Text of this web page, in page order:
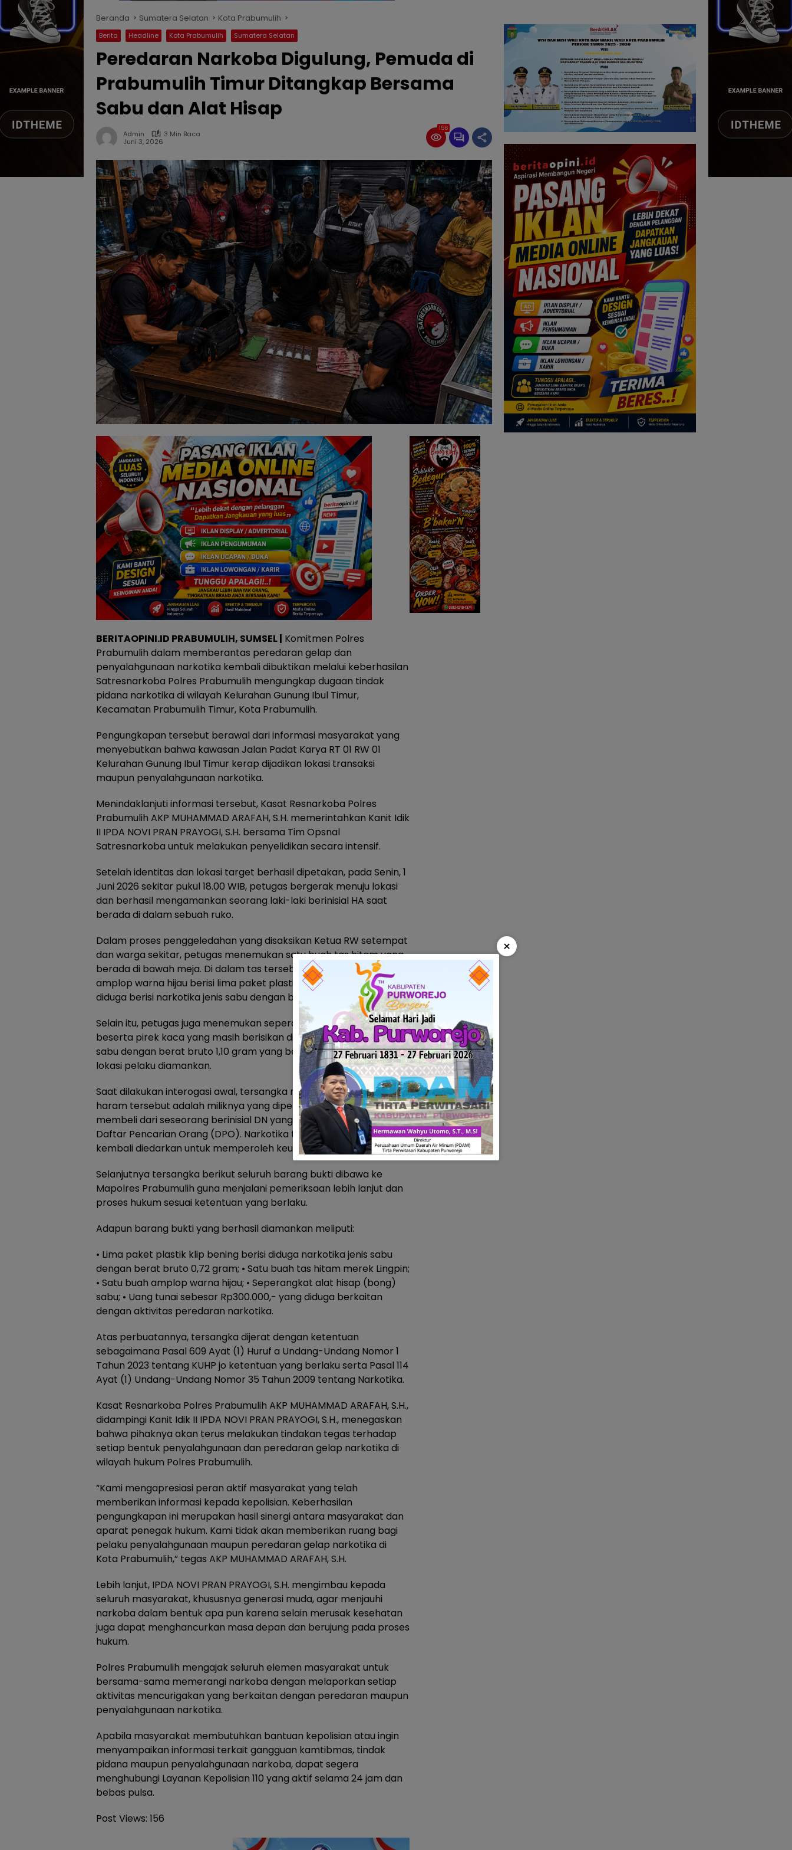
Beranda Sumatera Selatan Kota Prabumulih
Berita Headline Kota Prabumulih Sumatera Selatan
Peredaran Narkoba Digulung, Pemuda di
Prabumulih Timur Ditangkap Bersama
Sabu dan Alat Hisap
Admin
3 Min Baca
Juni 3, 2026
156
BERITAOPINI.ID PRABUMULIH, SUMSEL | Komitmen Polres
Prabumulih dalam memberantas peredaran gelap dan
penyalahgunaan narkotika kembali dibuktikan melalui keberhasilan
Satresnarkoba Polres Prabumulih mengungkap dugaan tindak
pidana narkotika di wilayah Kelurahan Gunung Ibul Timur,
Kecamatan Prabumulih Timur, Kota Prabumulih.
Pengungkapan tersebut berawal dari informasi masyarakat yang
menyebutkan bahwa kawasan Jalan Padat Karya RT 01 RW 01
Kelurahan Gunung Ibul Timur kerap dijadikan lokasi transaksi
maupun penyalahgunaan narkotika.
Menindaklanjuti informasi tersebut, Kasat Resnarkoba Polres
Prabumulih AKP MUHAMMAD ARAFAH, S.H. memerintahkan Kanit Idik
II IPDA NOVI PRAN PRAYOGI, S.H. bersama Tim Opsnal
Satresnarkoba untuk melakukan penyelidikan secara intensif.
Setelah identitas dan lokasi target berhasil dipetakan, pada Senin, 1
Juni 2026 sekitar pukul 18.00 WIB, petugas bergerak menuju lokasi
dan berhasil mengamankan seorang laki-laki berinisial HA saat
berada di dalam sebuah ruko.
Dalam proses penggeledahan yang disaksikan Ketua RW setempat
dan warga sekitar, petugas menemukan satu buah tas hitam yang
berada di bawah meja. Di dalam tas tersebut terdapat satu
amplop warna hijau berisi lima paket plastik klip bening yang
diduga berisi narkotika jenis sabu dengan berat bruto 0,72 gram.
Selain itu, petugas juga menemukan seperangkat alat hisap (bong)
beserta pirek kaca yang masih berisikan diduga narkotika jenis
sabu dengan berat bruto 1,10 gram yang berada tidak jauh dari
lokasi pelaku diamankan.
Saat dilakukan interogasi awal, tersangka mengakui bahwa barang
haram tersebut adalah miliknya yang diperoleh dengan cara
membeli dari seseorang berinisial DN yang saat ini masuk dalam
Daftar Pencarian Orang (DPO). Narkotika tersebut diduga akan
kembali diedarkan untuk memperoleh keuntungan.
Selanjutnya tersangka berikut seluruh barang bukti dibawa ke
Mapolres Prabumulih guna menjalani pemeriksaan lebih lanjut dan
proses hukum sesuai ketentuan yang berlaku.
Adapun barang bukti yang berhasil diamankan meliputi:
• Lima paket plastik klip bening berisi diduga narkotika jenis sabu
dengan berat bruto 0,72 gram; • Satu buah tas hitam merek Lingpin;
• Satu buah amplop warna hijau; • Seperangkat alat hisap (bong)
sabu; • Uang tunai sebesar Rp300.000,- yang diduga berkaitan
dengan aktivitas peredaran narkotika.
Atas perbuatannya, tersangka dijerat dengan ketentuan
sebagaimana Pasal 609 Ayat (1) Huruf a Undang-Undang Nomor 1
Tahun 2023 tentang KUHP jo ketentuan yang berlaku serta Pasal 114
Ayat (1) Undang-Undang Nomor 35 Tahun 2009 tentang Narkotika.
Kasat Resnarkoba Polres Prabumulih AKP MUHAMMAD ARAFAH, S.H.,
didampingi Kanit Idik II IPDA NOVI PRAN PRAYOGI, S.H., menegaskan
bahwa pihaknya akan terus melakukan tindakan tegas terhadap
setiap bentuk penyalahgunaan dan peredaran gelap narkotika di
wilayah hukum Polres Prabumulih.
“Kami mengapresiasi peran aktif masyarakat yang telah
memberikan informasi kepada kepolisian. Keberhasilan
pengungkapan ini merupakan hasil sinergi antara masyarakat dan
aparat penegak hukum. Kami tidak akan memberikan ruang bagi
pelaku penyalahgunaan maupun peredaran gelap narkotika di
Kota Prabumulih,” tegas AKP MUHAMMAD ARAFAH, S.H.
Lebih lanjut, IPDA NOVI PRAN PRAYOGI, S.H. mengimbau kepada
seluruh masyarakat, khususnya generasi muda, agar menjauhi
narkoba dalam bentuk apa pun karena selain merusak kesehatan
juga dapat menghancurkan masa depan dan berujung pada proses
hukum.
Polres Prabumulih mengajak seluruh elemen masyarakat untuk
bersama-sama memerangi narkoba dengan melaporkan setiap
aktivitas mencurigakan yang berkaitan dengan peredaran maupun
penyalahgunaan narkotika.
Apabila masyarakat membutuhkan bantuan kepolisian atau ingin
menyampaikan informasi terkait gangguan kamtibmas, tindak
pidana maupun penyalahgunaan narkoba, dapat segera
menghubungi Layanan Kepolisian 110 yang aktif selama 24 jam dan
bebas pulsa.
Post Views: 156
×